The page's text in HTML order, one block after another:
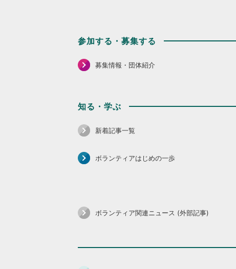
参加する・募集する
募集情報・団体紹介
知る・学ぶ
新着記事一覧
ボランティアはじめの一歩
ボランティア関連ニュース (外部記事)